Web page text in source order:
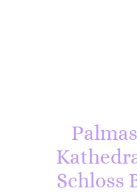
Schloss